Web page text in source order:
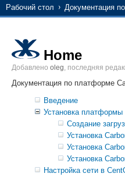
Рабочий стол Документация
Home
Добавлено oleg, последняя
Документация по платформе
Введение
Установка платформы
Создание
Установка
Установка
Установка
Настройка сети в